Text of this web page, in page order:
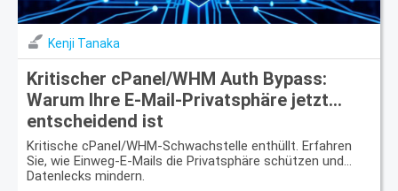
Kenji Tanaka
Kritischer cPanel/WHM Auth Bypass:
Warum Ihre E-Mail-Privatsphäre jetzt
entscheidend ist
Kritische cPanel/WHM-Schwachstelle enthüllt. Erfahren
Sie, wie Einweg-E-Mails die Privatsphäre schützen und
Datenlecks mindern.